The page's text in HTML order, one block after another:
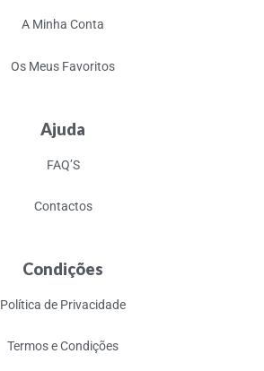
A Minha Conta
Os Meus Favoritos
Ajuda
FAQ’S
Contactos
Condições
Política de Privacidade
Termos e Condições